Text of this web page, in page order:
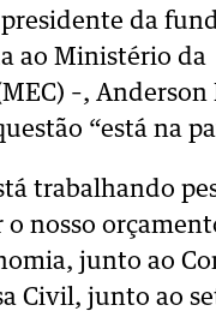
da
ao Ministério da
–, Anderson
“está na
trabalhando
o nosso
junto ao
Civil, junto ao